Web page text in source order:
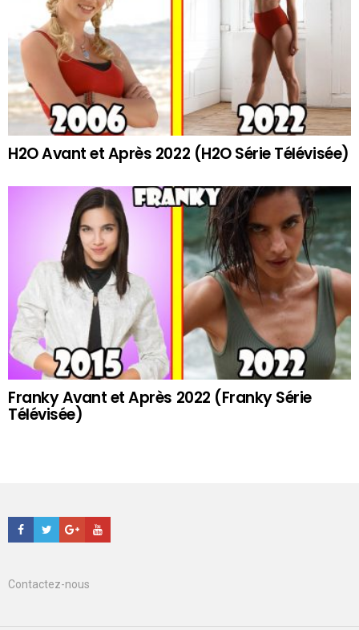
H2O Avant et Après 2022 (H2O Série Télévisée)
Franky Avant et Après 2022 (Franky Série
Télévisée)
Facebook
TwitterGoogle+Youtube
Contactez-nous